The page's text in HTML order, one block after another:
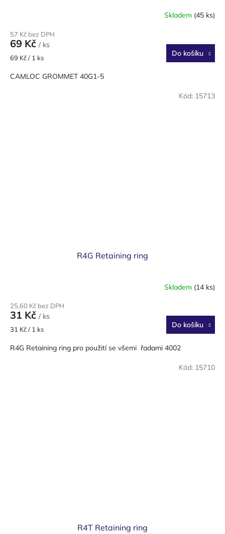
Skladem (45 ks)
57 Kč bez DPH
69 Kč / ks
Měrná
69 Kč / 1 ks Do košíku
CAMLOC GROMMET 40G1-5
R4G Retaining ring
Skladem (14 ks)
25,60 Kč bez DPH
31 Kč / ks
Měrná
31 Kč / 1 ks Do košíku
R4G Retaining ring pro použití se všemi řadami 4002
Kód: 15713
R4T Retaining ring
Kód: 15710